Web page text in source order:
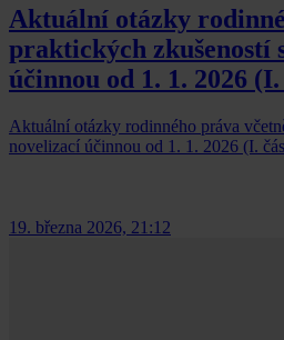
Aktuální otázky
praktických zkušeností
účinnou od 1. 1. 2026 (I.
Aktuální otázky rodinného práva
novelizací účinnou od 1. 1. 2026 (I.
19. března 2026, 21:12